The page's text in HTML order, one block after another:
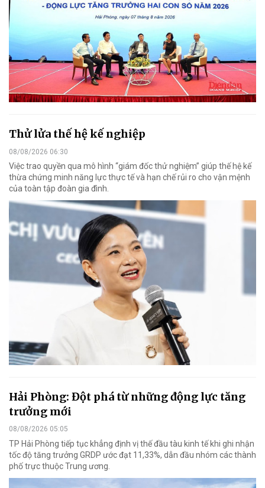
Thử lửa thế hệ kế nghiệp
08/08/2026 06:30
Việc trao quyền qua mô hình “giám đốc thử nghiệm” giúp thế hệ kế
thừa chứng minh năng lực thực tế và hạn chế rủi ro cho vận mệnh
của toàn tập đoàn gia đình.
Hải Phòng: Đột phá từ những động lực tăng
trưởng mới
08/08/2026 05:05
TP Hải Phòng tiếp tục khẳng định vị thế đầu tàu kinh tế khi ghi nhận
tốc độ tăng trưởng GRDP ước đạt 11,33%, dẫn đầu nhóm các thành
phố trực thuộc Trung ương.